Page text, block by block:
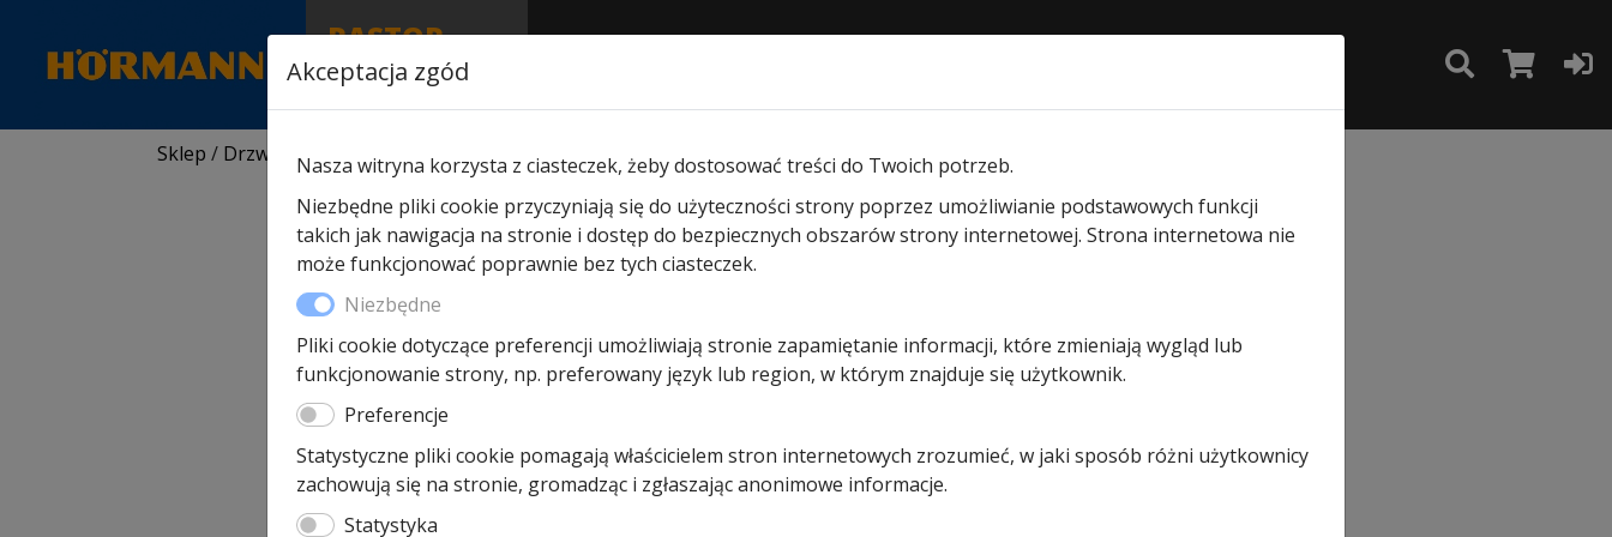
RASTOR
AUTORYZOWANY
PARTNER & SERWIS
Sklep / Drzwi wewnętrzne Hormann / Drzwi wewnętrzne ProLine Duradecor Ultramatt przylgowe
Drzwi
ProLine
Ultramatt
Akceptacja zgód
Nasza witryna korzysta z ciasteczek, żeby dostosować treści do Twoich potrzeb.
Niezbędne pliki cookie przyczyniają się do użyteczności strony poprzez umożliwianie podstawowych funkcji
takich jak nawigacja na stronie i dostęp do bezpiecznych obszarów strony internetowej. Strona internetowa nie
może funkcjonować poprawnie bez tych ciasteczek.
Niezbędne
Pliki cookie dotyczące preferencji umożliwiają stronie zapamiętanie informacji, które zmieniają wygląd lub
funkcjonowanie strony, np. preferowany język lub region, w którym znajduje się użytkownik.
Preferencje
Statystyczne pliki cookie pomagają właścicielem stron internetowych zrozumieć, w jaki sposób różni użytkownicy
zachowują się na stronie, gromadząc i zgłaszając anonimowe informacje.
Statystyka